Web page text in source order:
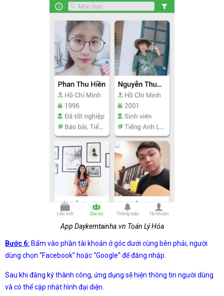
App Daykemtainha.vn Toán Lý Hóa
Bước 6: Bấm vào phần tài khoản ở góc dưới cùng bên phải, người
dùng chọn “Facebook” hoặc “Google” để đăng nhập.
Sau khi đăng ký thành công, ứng dụng sẽ hiện thông tin người dùng
và có thể cập nhật hình đại diện.